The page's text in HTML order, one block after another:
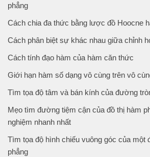
phẳng
Cách chia đa thức bằng lược đồ Hoocne
Cách phân biệt sự khác nhau giữa chỉnh
Cách tính đạo hàm của hàm căn thức
Giới hạn hàm số dạng vô cùng trên vô
Tìm tọa độ tâm và bán kính của đường
Mẹo tìm đường tiệm cận của đồ thị hàm
nghiệm nhanh nhất
Tìm tọa độ hình chiếu vuông góc của một
phẳng